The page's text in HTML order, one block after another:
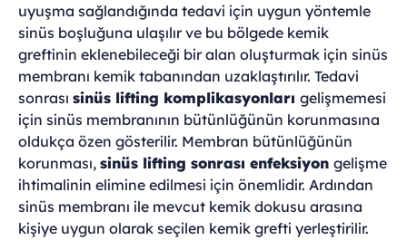
uyuşma sağlandığında tedavi için uygun yöntemle
sinüs boşluğuna ulaşılır ve bu bölgede kemik
greftinin eklenebileceği bir alan oluşturmak için sinüs
membranı kemik tabanından uzaklaştırılır. Tedavi
sonrası sinüs lifting komplikasyonları gelişmemesi
için sinüs membranının bütünlüğünün korunmasına
oldukça özen gösterilir. Membran bütünlüğünün
korunması, sinüs lifting sonrası enfeksiyon gelişme
ihtimalinin elimine edilmesi için önemlidir. Ardından
sinüs membranı ile mevcut kemik dokusu arasına
kişiye uygun olarak seçilen kemik grefti yerleştirilir.